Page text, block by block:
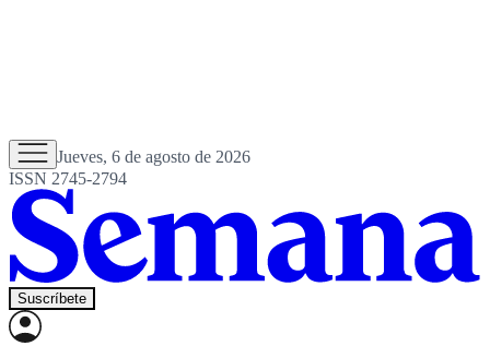
Jueves, 6 de agosto de 2026
ISSN 2745-2794
Suscríbete